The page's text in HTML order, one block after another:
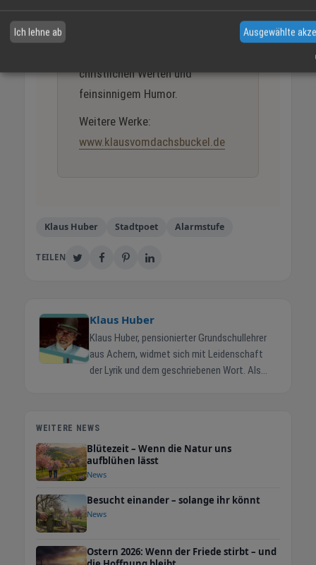
christlichen Werten und
feinsinnigem Humor.
Weitere Werke:
www.klausvomdachsbuckel.de
Klaus Huber Stadtpoet Alarmstufe
TEILEN
Klaus Huber
Klaus Huber, pensionierter Grundschullehrer
aus Achern, widmet sich mit Leidenschaft
der Lyrik und dem geschriebenen Wort. Als
nur Texte in deutscher Sprache
verfasste), schafft er Gedichte der
Begegnung, der Ermutigung und der
von Auftragsgedichten für festliche Anlässe
über Chorliedertexte hin zu besinnlichen
Gemeindezentren und bei kulturellen
WEITERE NEWS
Blütezeit – Wenn die Natur uns
aufblühen lässt
News
Besucht einander – solange ihr könnt
News
Ostern 2026: Wenn der Friede stirbt – und
Ich lehne ab Ausgewählte